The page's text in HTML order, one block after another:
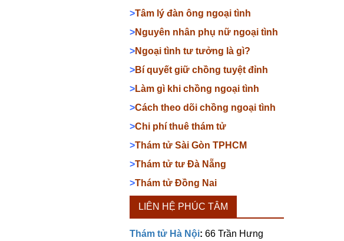
>Tâm lý đàn ông ngoại tình
>Nguyên nhân phụ nữ ngoại tình
>Ngoại tình tư tưởng là gì?
>Bí quyết giữ chồng tuyệt đỉnh
>Làm gì khi chồng ngoại tình
>Cách theo dõi chồng ngoại tình
>Chi phí thuê thám tử
>Thám tử Sài Gòn TPHCM
>Thám tử tư Đà Nẵng
>Thám tử Đồng Nai
LIÊN HỆ PHÚC TÂM
Thám tử Hà Nội: 66 Trần Hưng